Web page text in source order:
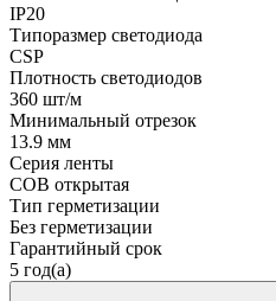
IP20
Типоразмер светодиода
CSP
Плотность светодиодов
360 шт/м
Минимальный отрезок
13.9 мм
Серия ленты
COB открытая
Тип герметизации
Без герметизации
Гарантийный срок
5 год(а)